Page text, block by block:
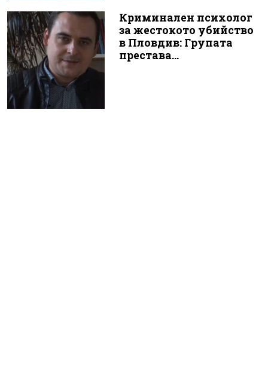
Криминален психолог
за жестокото убийство
в Пловдив: Групата
престава...